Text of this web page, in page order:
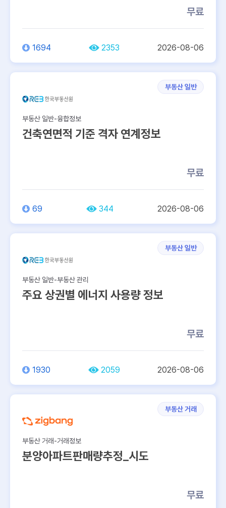
무료
1694 2353 2026-08-06
부동산 일반
부동산 일반-융합정보
건축연면적 기준 격자 연계정보
무료
69 344 2026-08-06
부동산 일반
부동산 일반-부동산 관리
주요 상권별 에너지 사용량 정보
무료
1930 2059 2026-08-06
부동산 거래
부동산 거래-거래정보
분양아파트판매량추정_시도
무료